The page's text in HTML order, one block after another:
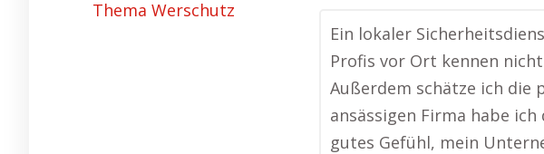
Ein lokaler
Profis vor Ort kennen
Außerdem schätze ich die
ansässigen Firma habe
gutes Gefühl, mein